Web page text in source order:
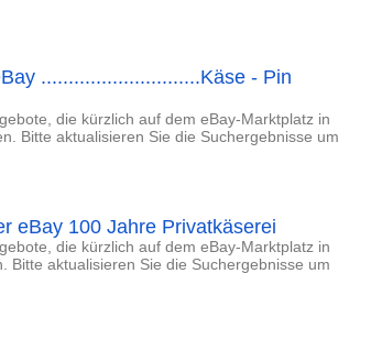
.............................Käse - Pin
die kürzlich auf dem eBay-Marktplatz in
Bitte aktualisieren Sie die Suchergebnisse um
eBay 100 Jahre Privatkäserei
die kürzlich auf dem eBay-Marktplatz in
Bitte aktualisieren Sie die Suchergebnisse um